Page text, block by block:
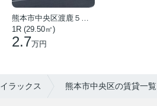
1R (29.50㎡)
2.7万円
ラックス 熊本市中央区の賃貸一覧